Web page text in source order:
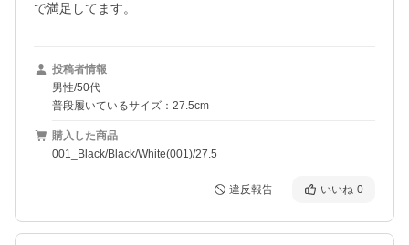
で満足してます。
投稿者情報
男性/50代
普段履いているサイズ：27.5cm
購入した商品
001_Black/Black/White(001)/27.5
違反報告 いいね 0